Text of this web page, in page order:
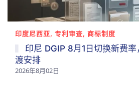
印度尼西亚, 专利审查, 商标制度
印尼 DGIP 8月1日切换新费
渡安排
2026年8月02日